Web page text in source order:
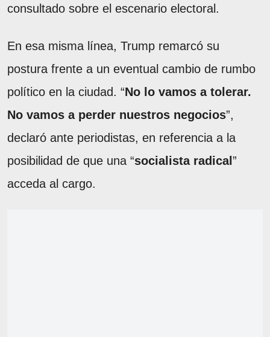
consultado sobre el escenario electoral.
En esa misma línea, Trump remarcó su
postura frente a un eventual cambio de rumbo
político en la ciudad. “No lo vamos a tolerar.
No vamos a perder nuestros negocios”,
declaró ante periodistas, en referencia a la
posibilidad de que una “socialista radical ”
acceda al cargo.